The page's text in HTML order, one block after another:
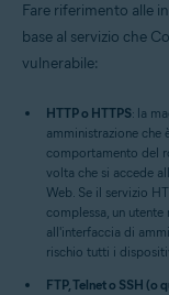
Fare riferimento alle
base al servizio che
vulnerabile:
HTTP o HTTPS: la
amministrazione che
comportamento del
volta che si accede
Web. Se il servizio
complessa, un
all'interfaccia di
rischio tutti i
FTP, Telnet o SSH (o